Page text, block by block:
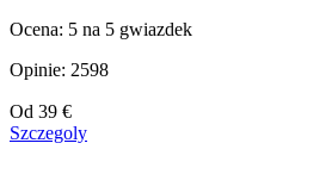
Ocena: 5 na 5 gwiazdek
Opinie: 2598
Cena
od
Od 39 €
Szczegoly